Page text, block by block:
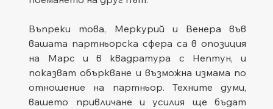
Въпреки това, Меркурий и Венера във
вашата партньорска сфера са в опозиция
на Марс и в квадратура с Нептун, и
показват объркване и възможна измама по
отношение на партньор. Техните думи,
вашето привличане и усилия ще бъдат